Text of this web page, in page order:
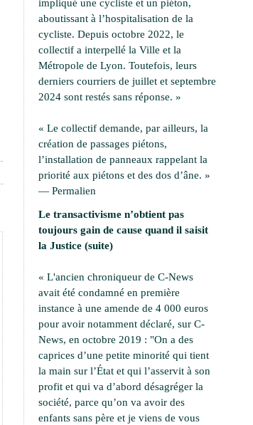
impliqué une cycliste et un piéton,
aboutissant à l’hospitalisation de la
cycliste. Depuis octobre 2022, le
collectif a interpellé la Ville et la
Métropole de Lyon. Toutefois, leurs
derniers courriers de juillet et septembre
2024 sont restés sans réponse. »
« Le collectif demande, par ailleurs, la
création de passages piétons,
l’installation de panneaux rappelant la
priorité aux piétons et des dos d’âne. »
— Permalien
Le transactivisme n’obtient pas
toujours gain de cause quand il saisit
la Justice (suite)
« L'ancien chroniqueur de C-News
avait été condamné en première
instance à une amende de 4 000 euros
pour avoir notamment déclaré, sur C-
News, en octobre 2019 : "On a des
caprices d’une petite minorité qui tient
la main sur l’État et qui l’asservit à son
profit et qui va d’abord désagréger la
société, parce qu’on va avoir des
enfants sans père et je viens de vous